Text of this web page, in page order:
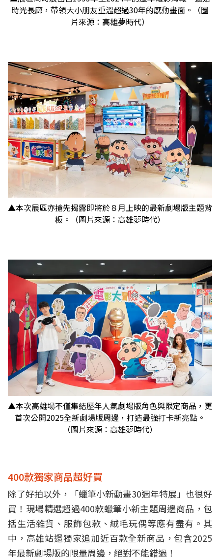
時光長廊，帶領大小朋友重溫超過30年的感動畫面。（圖
片來源：高雄夢時代）
▲本次展區亦搶先揭露即將於８月上映的最新劇場版主題背
板。（圖片來源：高雄夢時代）
▲本次高雄場不僅集結歷年人氣劇場版角色與限定商品，更
首次公開2025全新劇場版周邊，打造最強打卡新亮點。
（圖片來源：高雄夢時代）
400款獨家商品超好買
除了好拍以外，「蠟筆小新動畫30週年特展」也很好
買！現場精選超過400款蠟筆小新主題周邊商品，包
括生活雜貨、服飾包款、絨毛玩偶等應有盡有。其
中，高雄站還獨家追加近百款全新商品，包含2025
年最新劇場版的限量周邊，絕對不能錯過！